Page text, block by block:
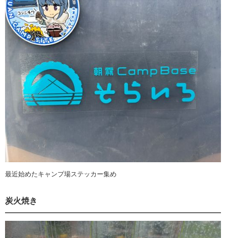
最近始めたキャンプ場ステッカー集め
炭火焼き